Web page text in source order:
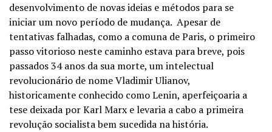
desenvolvimento de novas ideias e métodos para se
iniciar um novo período de mudança. Apesar de
tentativas falhadas, como a comuna de Paris, o primeiro
passo vitorioso neste caminho estava para breve, pois
passados 34 anos da sua morte, um intelectual
revolucionário de nome Vladimir Ulianov,
historicamente conhecido como Lenin, aperfeiçoaria a
tese deixada por Karl Marx e levaria a cabo a primeira
revolução socialista bem sucedida na história.